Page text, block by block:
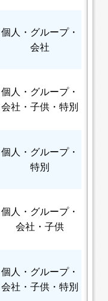
個人
・グループ・
会社
個人
・グループ・
会社・子供・特別
個人
・グループ・
特別
個人
・グループ・
会社・子供
個人
・グループ・
会社・子供・特別